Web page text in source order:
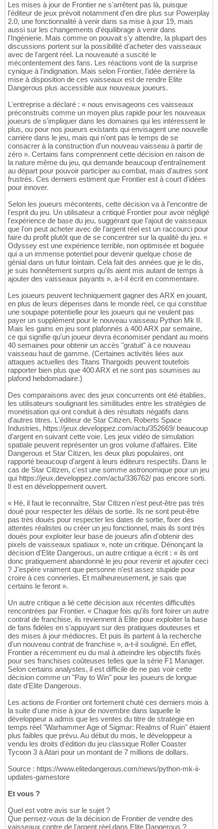
Les mises à jour de Frontier ne s'arrêtent pas là, puisque
l'éditeur de jeux prévoit notamment d'en dire plus sur Powerplay
2.0, une fonctionnalité à venir dans sa mise à jour 19, mais
aussi sur les changements d'équilibrage à venir dans
l'Ingénierie. Mais comme on pouvait s'y attendre, la plupart des
discussions portent sur la possibilité d'acheter des vaisseaux
avec de l'argent réel. La nouveauté a suscité le
mécontentement des fans. Les réactions vont de la surprise
cynique à l'indignation. Mais selon Frontier, l'idée derrière la
mise à disposition de ces vaisseaux est de rendre Elite
Dangerous plus accessible aux nouveaux joueurs.
L'entreprise a déclaré : « nous envisageons ces vaisseaux
préconstruits comme un moyen plus rapide pour les nouveaux
joueurs de s'impliquer dans les domaines qui les intéressent le
plus, ou pour nos joueurs existants qui envisagent une nouvelle
carrière dans le jeu, mais qui n'ont pas le temps de se
consacrer à la construction d'un nouveau vaisseau à partir de
zéro ». Certains fans comprennent cette décision en raison de
la nature même du jeu, qui demande beaucoup d'entraînement
au départ pour pouvoir participer au combat, mais d'autres sont
frustrés. Ces derniers estiment que Frontier est à court d'idées
pour innover.
Selon les joueurs mécontents, cette décision va à l'encontre de
l'esprit du jeu. Un utilisateur a critiqué Frontier pour avoir négligé
l'expérience de base du jeu, suggérant que l'ajout de vaisseaux
que l'on peut acheter avec de l'argent réel est un raccourci pour
faire du profit plutôt que de se concentrer sur la qualité du jeu. «
Odyssey est une expérience terrible, non optimisée et boguée
qui a un immense potentiel pour devenir quelque chose de
génial dans un futur lointain. Cela fait des années que je le dis,
je suis honnêtement surpris qu'ils aient mis autant de temps à
ajouter des vaisseaux payants », a-t-il écrit en commentaire.
Les joueurs peuvent techniquement gagner des ARX en jouant,
en plus de leurs dépenses dans le monde réel, ce qui constitue
une soupape potentielle pour les joueurs qui ne veulent pas
payer un supplément pour le nouveau vaisseau Python Mk II.
Mais les gains en jeu sont plafonnés à 400 ARX par semaine,
ce qui signifie qu'un joueur devra économiser pendant au moins
40 semaines pour obtenir un accès "gratuit" à ce nouveau
vaisseau haut de gamme. (Certaines activités liées aux
attaques actuelles des Titans Thargoids peuvent toutefois
rapporter bien plus que 400 ARX et ne sont pas soumises au
plafond hebdomadaire.)
Des comparaisons avec des jeux concurrents ont été établies,
les utilisateurs soulignant les similitudes entre les stratégies de
monétisation qui ont conduit à des résultats négatifs dans
d'autres titres. L'éditeur de Star Citizen, Roberts Space
Industries, https://jeux.developpez.com/actu/352669/ beaucoup
d'argent en suivant cette voie. Les jeux vidéo de simulation
spatiale peuvent représenter un gros volume d'affaires. Elite
Dangerous et Star Citizen, les deux plus populaires, ont
rapporté beaucoup d'argent à leurs éditeurs respectifs. Dans le
cas de Star Citizen, c'est une somme astronomique pour un jeu
qui https://jeux.developpez.com/actu/336762/ pas encore sorti.
Il est en développement ouvert.
« Hé, il faut le reconnaître, Star Citizen n'est peut-être pas très
doué pour respecter les délais de sortie. Ils ne sont peut-être
pas très doués pour respecter les dates de sortie, fixer des
attentes réalistes ou créer un jeu fonctionnel, mais ils sont très
doués pour exploiter leur base de joueurs afin d'obtenir des
pixels de vaisseaux spatiaux », note un critique. Dénonçant la
décision d'Elite Dangerous, un autre critique a écrit : « ils ont
donc pratiquement abandonné le jeu pour revenir et ajouter ceci
? J'espère vraiment que personne n'est assez stupide pour
croire à ces conneries. Et malheureusement, je sais que
certains le feront ».
Un autre critique a lié cette décision aux récentes difficultés
rencontrées par Frontier. « Chaque fois qu'ils font foirer un autre
contrat de franchise, ils reviennent à Elite pour exploiter la base
de fans fidèles en s'appuyant sur des pratiques douteuses et
des mises à jour médiocres. Et puis ils partent à la recherche
d'un nouveau contrat de franchise », a-t-il souligné. En effet,
Frontier a récemment eu du mal à atteindre les objectifs fixés
pour ses franchises coûteuses telles que la série F1 Manager.
Selon certains analystes, il est difficile de ne pas voir cette
décision comme un "Pay to Win" pour les joueurs de longue
date d'Elite Dangerous.
Les actions de Frontier ont fortement chuté ces derniers mois à
la suite d'une mise à jour de novembre dans laquelle le
développeur a admis que les ventes du titre de stratégie en
temps réel "Warhammer Age of Sigmar: Realms of Ruin" étaient
plus faibles que prévu. Au début du mois, le développeur a
vendu les droits d'édition du jeu classique Roller Coaster
Tycoon 3 à Atari pour un montant de 7 millions de dollars.
Source : https://www.elitedangerous.com/news/python-mk-ii-
updates-gamestore
Et vous ?
Quel est votre avis sur le sujet ?
Que pensez-vous de la décision de Frontier de vendre des
vaisseaux contre de l'argent réel dans Elite Dangerous ?